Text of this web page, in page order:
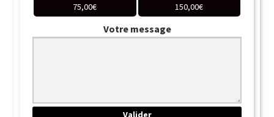
75,00€ 150,00€
Votre message